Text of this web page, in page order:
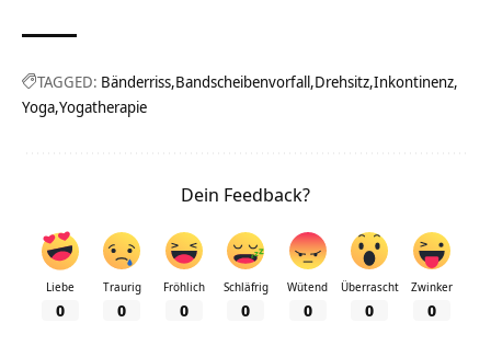
TAGGED: Bänderriss Bandscheibenvorfall Drehsitz Inkontinenz
Yoga Yogatherapie
Dein Feedback?
Liebe
0
Traurig
0
Fröhlich
0
Schläfrig
0
Wütend
0
Überrascht
0
Zwinker
0